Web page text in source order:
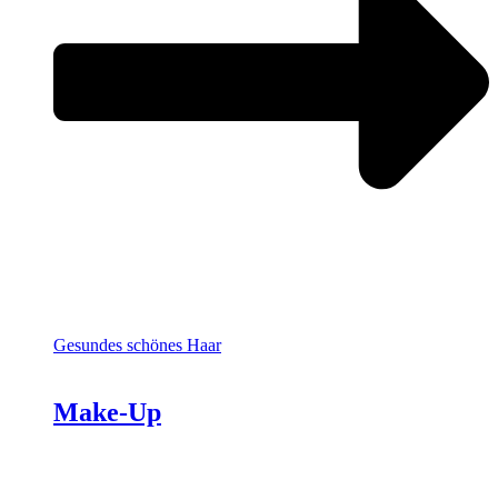
Gesundes schönes Haar
Make-Up